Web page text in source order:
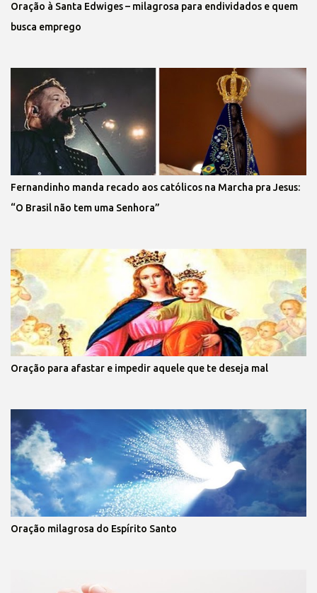
Oração à Santa Edwiges – milagrosa para endividados e quem
busca emprego
Fernandinho manda recado aos católicos na Marcha pra Jesus:
“O Brasil não tem uma Senhora”
Oração para afastar e impedir aquele que te deseja mal
Oração milagrosa do Espírito Santo